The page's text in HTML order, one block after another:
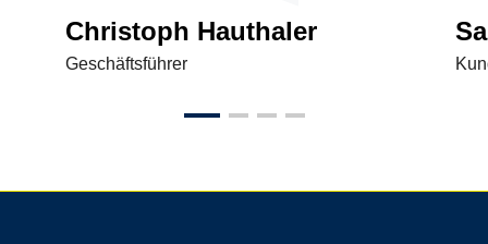
Christoph Hauthaler
Geschäftsführer